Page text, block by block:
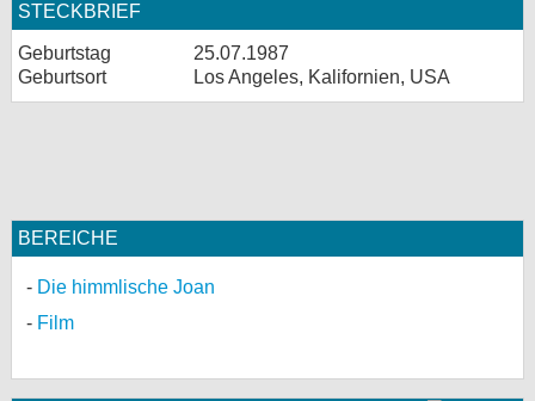
STECKBRIEF
Geburtstag
25.07.1987
Geburtsort
Los Angeles, Kalifornien, USA
BEREICHE
Die himmlische Joan
Film